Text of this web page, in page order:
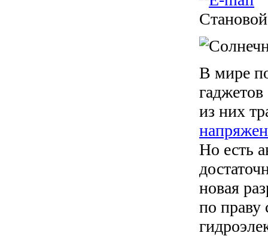
В мире
из них
Но есть
новая
по праву